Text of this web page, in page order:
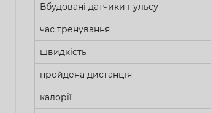
Вбудовані датчики пульсу
час тренування
швидкість
пройдена дистанція
калорії